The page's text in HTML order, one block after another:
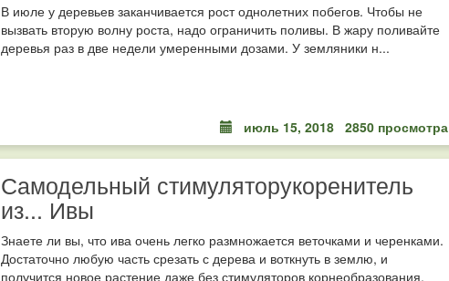
В июле у деревьев заканчивается рост однолетних побегов. Чтобы не
вызвать вторую волну роста, надо ограничить поливы. В жару поливайте
деревья раз в две недели умеренными дозами. У земляники н...
июль 15, 2018 2850 просмотра
Самодельный стимуляторукоренитель
из... Ивы
Знаете ли вы, что ива очень легко размножается веточками и черенками.
Достаточно любую часть срезать с дерева и воткнуть в землю, и
получится новое растение даже без стимуляторов корнеобразования.